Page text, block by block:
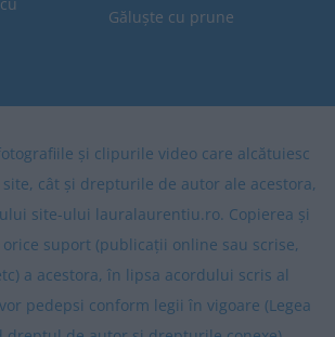
Găluște cu prune
și clipurile video care alcătuiesc
cât și drepturile de autor ale acestora,
site-ului lauralaurentiu.ro. Copierea și
suport (publicații online sau scrise,
a acestora, în lipsa acordului scris al
pedepsi conform legii în vigoare (Legea